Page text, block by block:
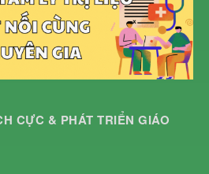
CỰC & PHÁT TRIỂN GIÁO